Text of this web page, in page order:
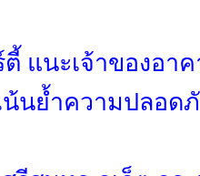
แนะเจ้าของอา
น้นย้ำความปลอด